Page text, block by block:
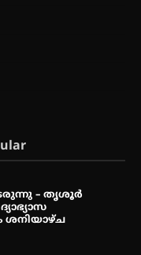
കേരള
ബാങ്ക്
സമിതി
– തൃശൂർ